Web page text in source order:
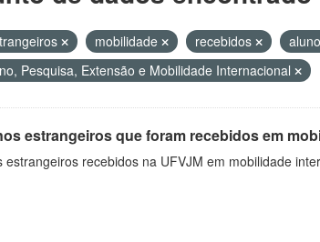
mobilidade recebidos
Pesquisa, Extensão e Mobilidade Internacional
estrangeiros que foram recebidos em
estrangeiros recebidos na UFVJM em mobilidade